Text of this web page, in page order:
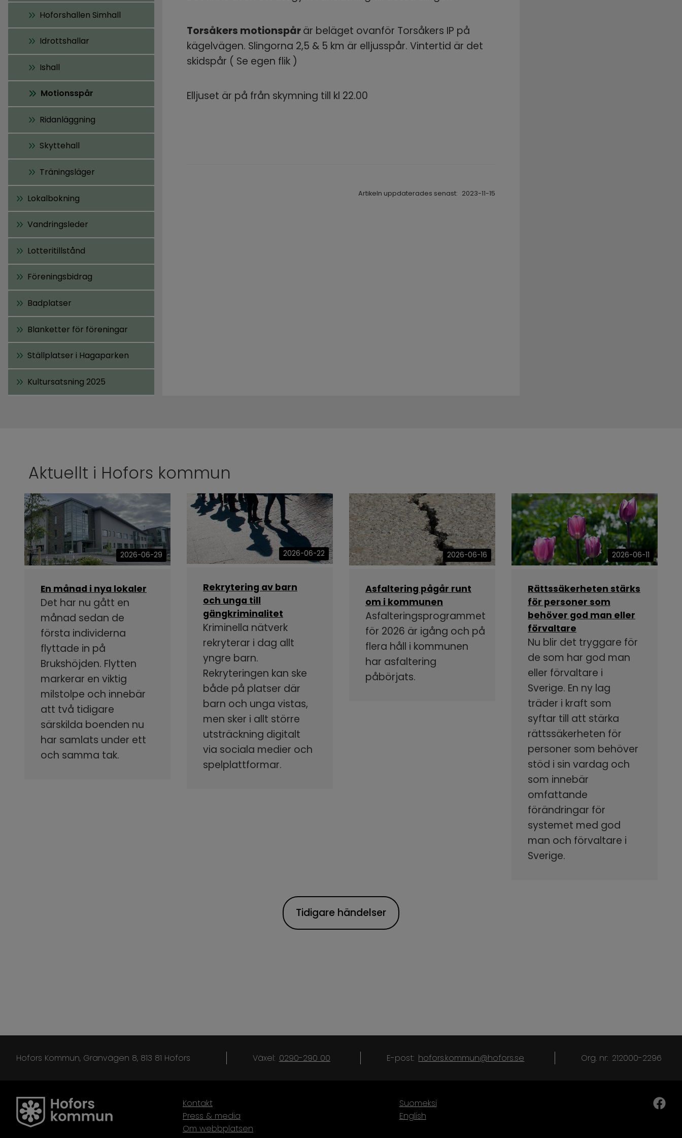
Hoforshallen Simhall
Idrottshallar
Ishall
Motionsspår
Ridanläggning
Skyttehall
Träningsläger
Lokalbokning
Vandringsleder
Lotteritillstånd
Föreningsbidrag
Badplatser
Blanketter för föreningar
Ställplatser i Hagaparken
Kultursatsning 2025
Torsåkers motionspår är beläget ovanför Torsåkers IP på
kägelvägen. Slingorna 2,5 & 5 km är elljusspår. Vintertid är det
skidspår ( Se egen flik )
Elljuset är på från skymning till kl 22.00
Artikeln uppdaterades senast: 2023-11-15
Aktuellt i Hofors kommun
2026-06-29
En månad i nya lokaler
Det har nu gått en
månad sedan de
första individerna
flyttade in på
Brukshöjden. Flytten
markerar en viktig
milstolpe och innebär
att två tidigare
särskilda boenden nu
har samlats under ett
och samma tak.
2026-06-22
Rekrytering av barn
och unga till
gängkriminalitet
Kriminella nätverk
rekryterar i dag allt
yngre barn.
Rekryteringen kan ske
både på platser där
barn och unga vistas,
men sker i allt större
utsträckning digitalt
via sociala medier och
spelplattformar.
2026-06-16
Asfaltering pågår runt
om i kommunen
Asfalteringsprogrammet
för 2026 är igång och på
flera håll i kommunen
har asfaltering
påbörjats.
2026-06-11
Rättssäkerheten stärks
för personer som
behöver god man eller
förvaltare
Nu blir det tryggare för
de som har god man
eller förvaltare i
Sverige. En ny lag
träder i kraft som
syftar till att stärka
rättssäkerheten för
personer som behöver
stöd i sin vardag och
som innebär
omfattande
förändringar för
systemet med god
man och förvaltare i
Sverige.
Tidigare händelser
Hofors Kommun, Granvägen 8, 813 81 Hofors Växel: 0290-290 00 E-post: hofors.kommun@hofors.se Org. nr: 212000-2296
Kontakt
Press & media
Om webbplatsen
Suomeksi
English